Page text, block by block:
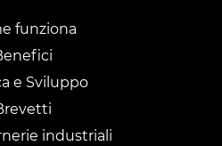
funziona
e Sviluppo
industriali